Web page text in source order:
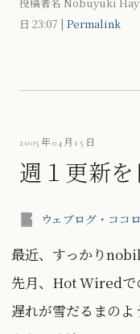
日 23:07 | Permalink
2005年04月15日
週１更新
ウェブログ・ココ
最近、すっかり
先月、Hot Wiredで
遅れが雪だるまのよ